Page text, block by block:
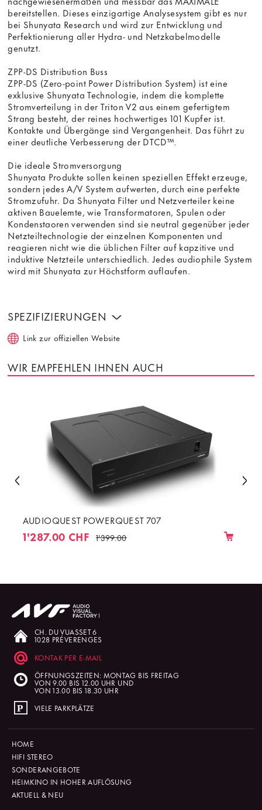
bereitstellen. Dieses einzigartige Analysesystem gibt es nur
bei Shunyata Research und wird zur Entwicklung und
Perfektionierung aller Hydra- und Netzkabelmodelle
genutzt.
ZPP-DS Distribution Buss
ZPP-DS (Zero-point Power Distribution System) ist eine
exklusive Shunyata Technologie, indem die komplette
Stromverteilung in der Triton V2 aus einem gefertigtem
Strang besteht, der reines hochwertiges 101 Kupfer ist.
Kontakte und Übergänge sind Vergangenheit. Das führt zu
einer deutliche Verbesserung der DTCD™.
Die ideale Stromversorgung
Shunyata Produkte sollen keinen speziellen Effekt erzeuge,
sondern jedes A/V System aufwerten, durch eine perfekte
Stromzufuhr. Da Shunyata Filter und Netzverteiler keine
aktiven Bauelemte, wie Transformatoren, Spulen oder
Kondenstaoren verwenden sind sie neutral gegenüber jeder
Netzteiltechnologie der einzelnen Komponenten und
reagieren nicht wie die üblichen Filter auf kapzitive und
induktive Netzteile unterschiedlich. Jedes audiophile System
wird mit Shunyata zur Höchstform auflaufen.
SPEZIFIZIERUNGEN
Link zur offiziellen Website
WIR EMPFEHLEN IHNEN AUCH
AUDIOQUEST POWERQUEST 707
1'287.00 CHF 1'399.00
CH. DU VUASSET 6
1028 PRÉVERENGES
KONTAK PER E-MAIL
ÖFFNUNGSZEITEN: MONTAG BIS FREITAG
VON 9.00 BIS 12.00 UHR UND
VON 13.00 BIS 18.30 UHR
VIELE PARKPLÄTZE
HOME
HIFI STEREO
SONDERANGEBOTE
HEIMKINO IN HOHER AUFLÖSUNG
AKTUELL & NEU